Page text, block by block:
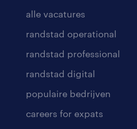
alle vacatures
randstad operational
randstad professional
randstad digital
populaire bedrijven
careers for expats